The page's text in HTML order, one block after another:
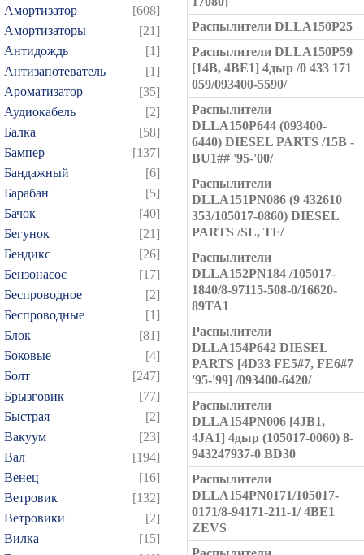
Амортизатор
[608]
Амортизаторы
[21]
Антидождь
[1]
Антизапотеватель
[1]
Ароматизатор
[35]
Аудиокабель
[2]
Балка
[58]
Бампер
[137]
Бандажный
[6]
Барабан
[5]
Бачок
[40]
Бегунок
[21]
Бендикс
[26]
Бензонасос
[17]
Беспроводное
[2]
Беспроводные
[1]
Блок
[81]
Боковые
[4]
Болт
[247]
Брызговик
[77]
Быстрая
[2]
Вакуум
[23]
Вал
[194]
Венец
[16]
Ветровик
[132]
Ветровики
[2]
Вилка
[15]
Распылители DLLA150P25
Распылители DLLA150P59
[14B, 4BE1] 4дыр /0 433 171
059/093400-5590/
Распылители
DLLA150P644 (093400-
6440) DIESEL PARTS /15B -
BU1## '95-'00/
Распылители
DLLA151PN086 (9 432610
353/105017-0860) DIESEL
PARTS /SL, TF/
Распылители
DLLA152PN184 /105017-
1840/8-97115-508-0/16620-
89TA1
Распылители
DLLA154P642 DIESEL
PARTS [4D33 FE5#7, FE6#7
'95-'99] /093400-6420/
Распылители
DLLA154PN006 [4JB1,
4JA1] 4дыр (105017-0060) 8-
943247937-0 BD30
Распылители
DLLA154PN0171/105017-
0171/8-94171-211-1/ 4BE1
ZEVS